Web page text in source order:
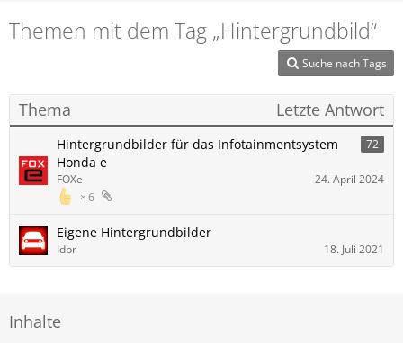
Themen mit dem Tag „Hintergrundbild“
Suche nach Tags
Thema Letzte Antwort
Hintergrundbilder für das Infotainmentsystem
Honda e
72
6
FOXe 24. April 2024
Eigene Hintergrundbilder
Idpr 18. Juli 2021
Inhalte